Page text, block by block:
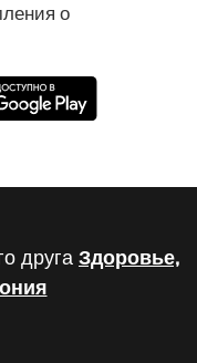
о
друга Здоровье,